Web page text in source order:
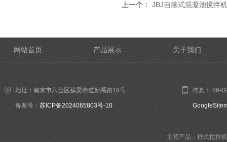
上一个： JBJ自落式混凝池搅拌机
网站首页 产品展示 关于我们
地址：南京市六合区横梁街道新禹路18号
备案号： 苏ICP备2024065803号-10
传真： 86-
主营产品：框式搅拌